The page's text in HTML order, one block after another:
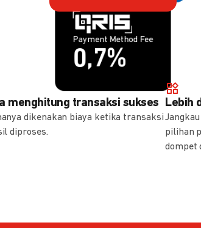
Payment Method Fee
0,7%
Payment Method Fee
1,5%
menghitung transaksi sukses
dikenakan biaya ketika transaksi
diproses.
Lebih
pilihan
dompet